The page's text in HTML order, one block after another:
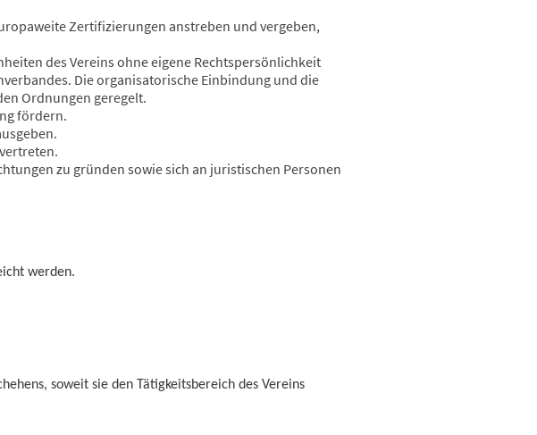
Zertifizierungen anstreben und vergeben,
des Vereins ohne eigene Rechtspersönlichkeit
Die organisatorische Einbindung und die
Ordnungen geregelt.
fördern.
zu gründen sowie sich an juristischen Personen
werden.
soweit sie den Tätigkeitsbereich des Vereins